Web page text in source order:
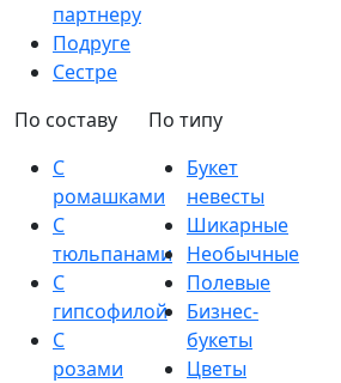
партнеру
Подруге
Сестре
По составу
С
ромашками
С
тюльпанами
С
гипсофилой
С
розами
По типу
Букет
невесты
Шикарные
Необычные
Полевые
Бизнес-
букеты
Цветы